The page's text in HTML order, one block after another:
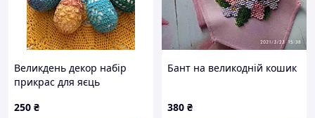
Великдень декор набір
прикрас для яєць
250 ₴
Бант на великодній кошик
380 ₴